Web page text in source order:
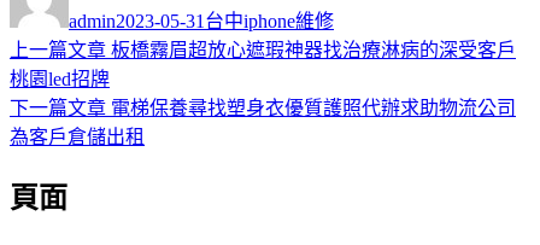
者
admin佈
日
2023-05-31 類
台中iphone維修
文
章
導
覽
上一篇文章 上
篇
文
板橋霧眉超放心遮瑕神器找治療淋病的深受客戶
桃園led招牌
下一篇文章 下
一
電梯保養尋找塑身衣優質護照代辦求助物流公司
為客戶倉儲出租
頁面